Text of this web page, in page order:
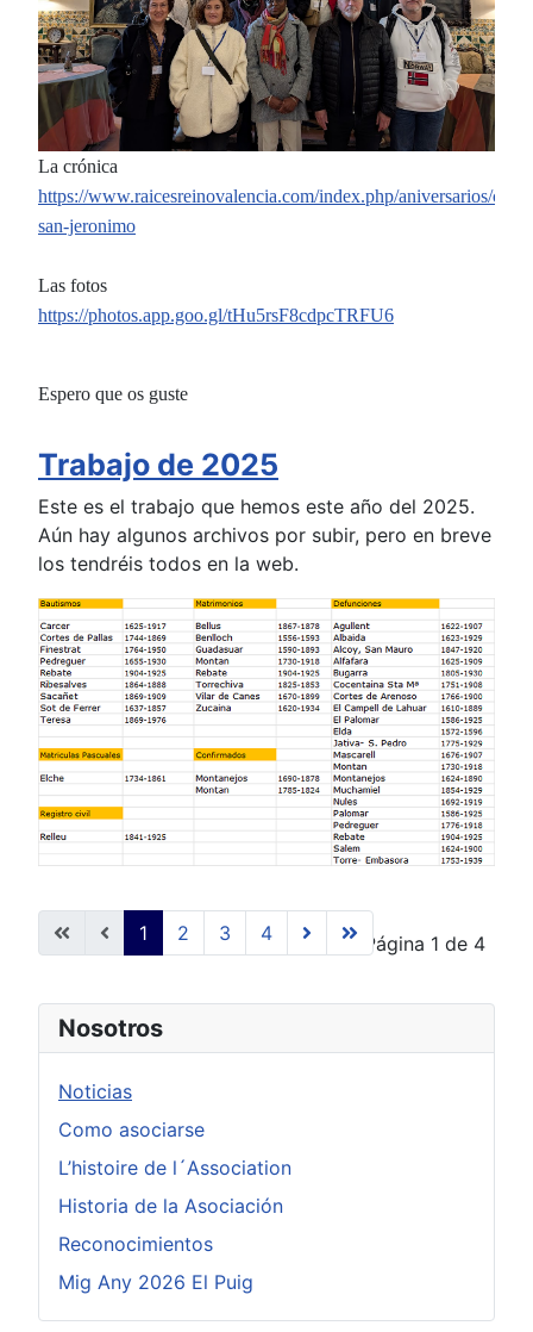
Nosotros
Noticias
Como asociarse
L’histoire de l´Association
Historia de la Asociación
Reconocimientos
Mig Any 2026 El Puig
La crónica
https://www.raicesreinovalencia.com/index.php/aniversarios/
san-jeronimo
Las fotos
https://photos.app.goo.gl/tHu5rsF8cdpcTRFU6
Espero que os guste
Trabajo de 2025
Este es el trabajo que hemos este año del 2025.
Aún hay algunos archivos por subir, pero en breve
los tendréis todos en la web.
Página 1 de 4
1 2 3 4